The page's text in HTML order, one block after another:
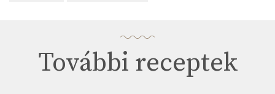
További receptek